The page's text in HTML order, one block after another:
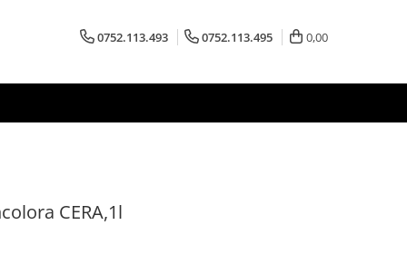
0752.113.493 0752.113.495 0,00
CERA,1l